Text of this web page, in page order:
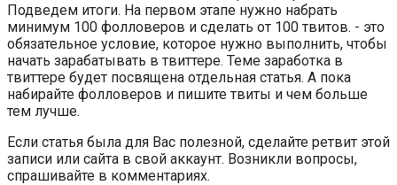
Подведем итоги. На первом этапе нужно набрать
минимум 100 фолловеров и сделать от 100 твитов. - это
обязательное условие, которое нужно выполнить, чтобы
начать зарабатывать в твиттере. Теме заработка в
твиттере будет посвящена отдельная статья. А пока
набирайте фолловеров и пишите твиты и чем больше
тем лучше.
Если статья была для Вас полезной, сделайте ретвит этой
записи или сайта в свой аккаунт. Возникли вопросы,
спрашивайте в комментариях.